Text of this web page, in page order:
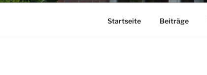
Startseite Beiträge